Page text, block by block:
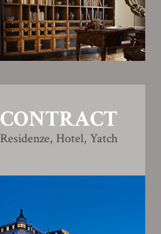
CONTRACT
Residenze, Hotel, Yatch